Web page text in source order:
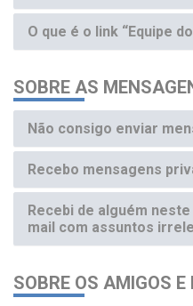
O que é o link “Equipe
SOBRE AS
Não consigo enviar
Recebo mensagens
Recebi de alguém
mail com assuntos
SOBRE OS AMIGOS E